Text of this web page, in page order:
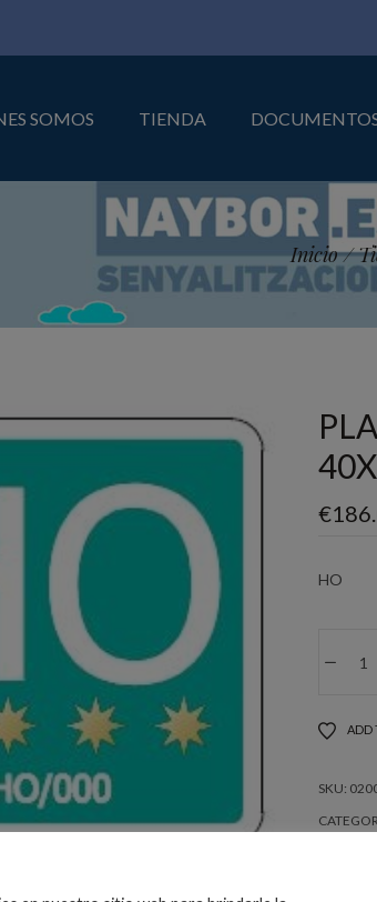
SOMOS TIENDA
Inicio /
€
HO
"HO"
ADD
SKU: